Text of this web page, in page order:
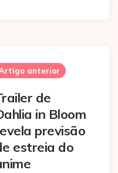
anterior
de
in Bloom
previsão
estreia do